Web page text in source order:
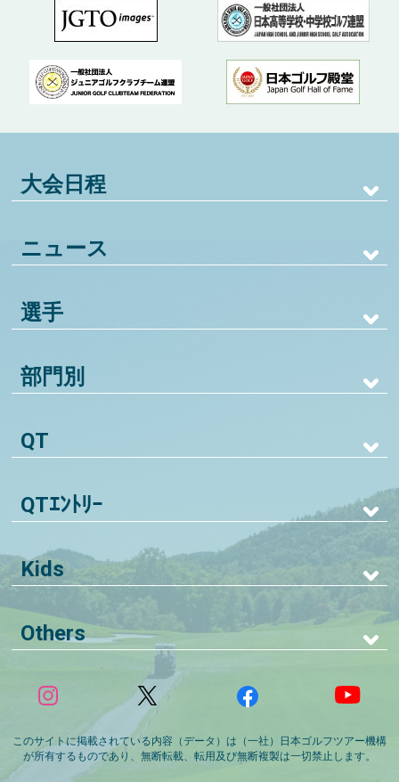
大会日程
ニュース
選手
部門別
QT
QTｴﾝﾄﾘｰ
Kids
Others
このサイトに掲載されている内容（データ）は（一社）日本ゴルフツアー機構
が所有するものであり、無断転載、転用及び無断複製は一切禁止します。